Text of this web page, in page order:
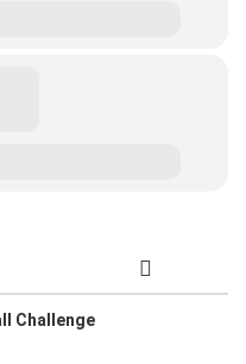
Challenge